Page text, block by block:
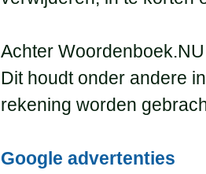
Achter
Dit houdt onder andere
rekening worden
Google advertenties